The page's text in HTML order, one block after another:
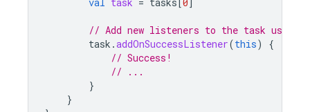
// Add new listeners to the task using
task .addOnSuccessListener(this)
{
// Success!
// ...
}
}